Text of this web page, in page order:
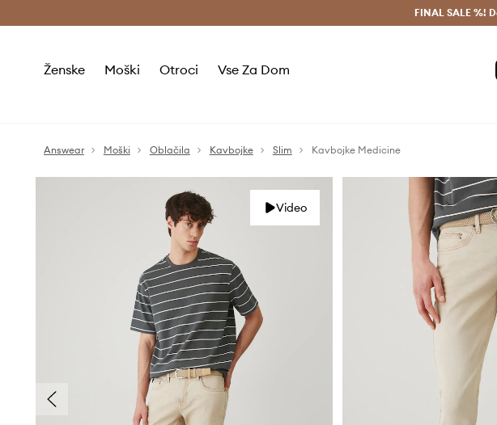
Dostava v 3 dneh >
FINAL SALE %!
Ženske Moški Otroci Vse Za Dom
Answear Moški Oblačila Kavbojke Slim Kavbojke Medicine
Video